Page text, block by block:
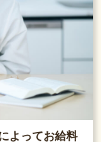
よってお給料